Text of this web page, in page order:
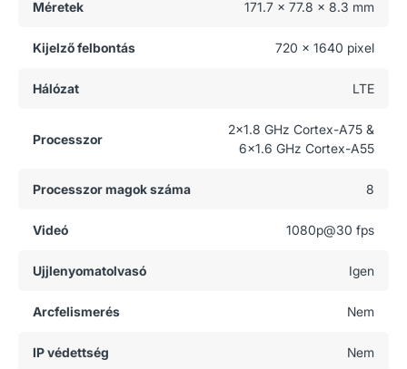
Méretek 171.7 x 77.8 x 8.3 mm
Kijelző felbontás 720 x 1640 pixel
Hálózat LTE
Processzor
2x1.8 GHz Cortex-A75 &
6x1.6 GHz Cortex-A55
Processzor magok száma 8
Videó 1080p@30 fps
Ujjlenyomatolvasó Igen
Arcfelismerés Nem
IP védettség Nem